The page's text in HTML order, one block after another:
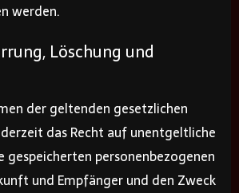
werden.
Löschung und
der geltenden gesetzlichen
das Recht auf unentgeltliche
gespeicherten personenbezogenen
und Empfänger und den Zweck